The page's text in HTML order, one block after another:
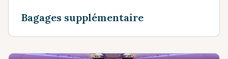
Bagages supplémentaire